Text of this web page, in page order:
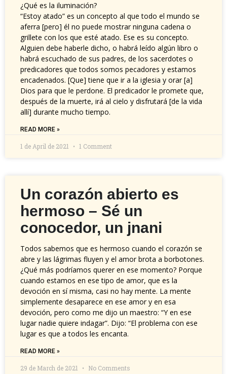
¿Qué es la iluminación?
“Estoy atado” es un concepto al que todo el mundo se
aferra [pero] él no puede mostrar ninguna cadena o
grillete con los que esté atado. Ese es su concepto.
Alguien debe haberle dicho, o habrá leído algún libro o
habrá escuchado de sus padres, de los sacerdotes o
predicadores que todos somos pecadores y estamos
encadenados. [Que] tiene que ir a la iglesia y orar [a]
Dios para que le perdone. El predicador le promete que,
después de la muerte, irá al cielo y disfrutará [de la vida
allí] durante mucho tiempo.
READ MORE »
1 de April de 2021 1 Comment
Un corazón abierto es
hermoso – Sé un
conocedor, un jnani
Todos sabemos que es hermoso cuando el corazón se
abre y las lágrimas fluyen y el amor brota a borbotones.
¿Qué más podríamos querer en ese momento? Porque
cuando estamos en ese tipo de amor, que es la
devoción en sí misma, casi no hay mente. La mente
simplemente desaparece en ese amor y en esa
devoción, pero como me dijo un maestro: “Y en ese
lugar nadie quiere indagar”. Dijo: “El problema con ese
lugar es que a todos les encanta.
READ MORE »
29 de March de 2021 No Comments